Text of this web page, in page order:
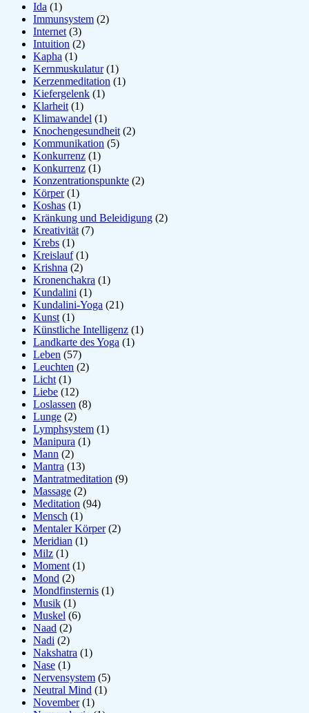
Ida (1)
Immunsystem (2)
Internet (3)
Intuition (2)
Kapha (1)
Kernmuskulatur(1)
Kerzenmeditation (1)
Kiefergelenk (1)
Klarheit (1)
Klimawandel (1)
Knochengesundheit (2)
Kommunikation (5)
Konkurrenz (1)
Konkurrenz (1)
Konzentrationspunkte (2)
Körper(1)
Koshas (1)
Kränkung und Beleidigung (2)
Kreativität (7)
Krebs (1)
Kreislauf(1)
Krishna (2)
Kronenchakra (1)
Kundalini (1)
Kundalini-Yoga (21)
Kunst (1)
Künstliche Intelligenz (1)
Landkarte des Yoga (1)
Leben (57)
Leuchten (2)
Licht (1)
Liebe (12)
Loslassen (8)
Lunge (2)
Lymphsystem (1)
Manipura (1)
Mann (2)
Mantra (13)
Mantratmeditation (9)
Massage (2)
Meditation (94)
Mensch (1)
Mentaler Körper(2)
Meridian (1)
Milz (1)
Moment (1)
Mond (2)
Mondfinsternis (1)
Musik (1)
Muskel (6)
Naad (2)
Nadi (2)
Nakshatra (1)
Nase (1)
Nervensystem (5)
Neutral Mind (1)
November(1)